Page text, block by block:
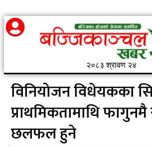
२०८३ श्रावण २४
विनियोजन विधेयकका
प्राथमिकतामाथि
छलफल हुने